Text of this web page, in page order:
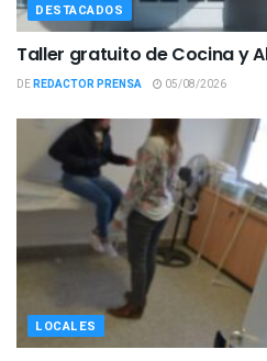
DESTACADOS
Taller gratuito de Cocina y
DEREDACTOR PRENSA 05/08/2026
LOCALES